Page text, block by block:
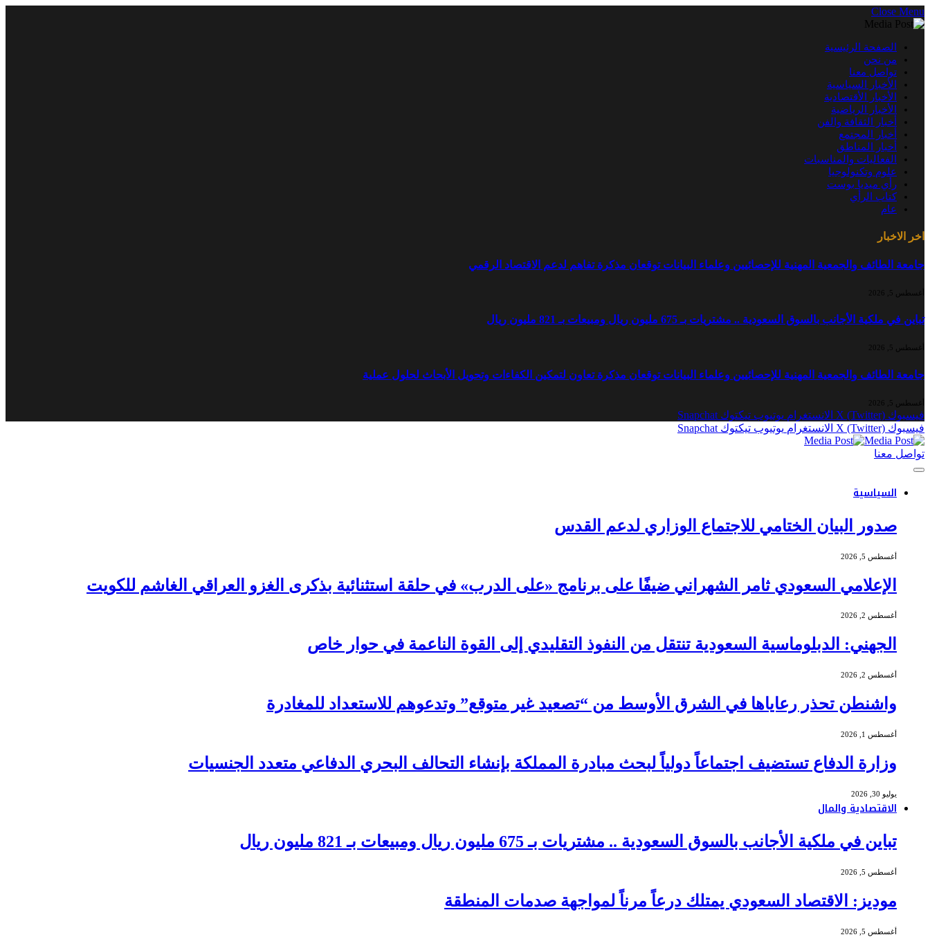
Close Menu
الصفحة الرئيسية
من نحن
تواصل معنا
الأخبار السياسية
الأخبار الأقتصادية
الأخبار الرياضية
أخبار الثقافة والفن
أخبار المجتمع
أخبار المناطق
الفعاليات والمناسبات
علوم وتكنولوجيا
رأي ميديا بوست
كتاب الرأي
عام
اخر الاخبار
جامعة الطائف والجمعية المهنية للإحصائيين وعلماء البيانات توقعان مذكرة تفاهم لدعم الاقتصاد الرقمي
أغسطس 5, 2026
تباين في ملكية الأجانب بالسوق السعودية .. مشتريات بـ 675 مليون ريال ومبيعات بـ 821 مليون ريال
أغسطس 5, 2026
جامعة الطائف والجمعية المهنية للإحصائيين وعلماء البيانات توقعان مذكرة تعاون لتمكين الكفاءات وتحويل الأبحاث لحلول عملية
أغسطس 5, 2026
فيسبوك X (Twitter) الانستغرام يوتيوب تيكتوك Snapchat
فيسبوك X (Twitter) الانستغرام يوتيوب تيكتوك Snapchat
تواصل معنا
السياسية
صدور البيان الختامي للاجتماع الوزاري لدعم القدس
أغسطس 5, 2026
الإعلامي السعودي ثامر الشهراني ضيفًا على برنامج «على الدرب» في حلقة استثنائية بذكرى الغزو العراقي الغاشم للكويت
أغسطس 2, 2026
الجهني: الدبلوماسية السعودية تنتقل من النفوذ التقليدي إلى القوة الناعمة في حوار خاص
أغسطس 2, 2026
واشنطن تحذر رعاياها في الشرق الأوسط من “تصعيد غير متوقع” وتدعوهم للاستعداد للمغادرة
أغسطس 1, 2026
وزارة الدفاع تستضيف اجتماعاً دولياً لبحث مبادرة المملكة بإنشاء التحالف البحري الدفاعي متعدد الجنسيات
يوليو 30, 2026
الاقتصادية والمال
تباين في ملكية الأجانب بالسوق السعودية .. مشتريات بـ 675 مليون ريال ومبيعات بـ 821 مليون ريال
أغسطس 5, 2026
موديز: الاقتصاد السعودي يمتلك درعاً مرناً لمواجهة صدمات المنطقة
أغسطس 5, 2026